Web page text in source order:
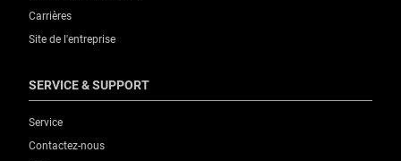
Carrières
Site de l'entreprise
SERVICE & SUPPORT
Service
Contactez-nous